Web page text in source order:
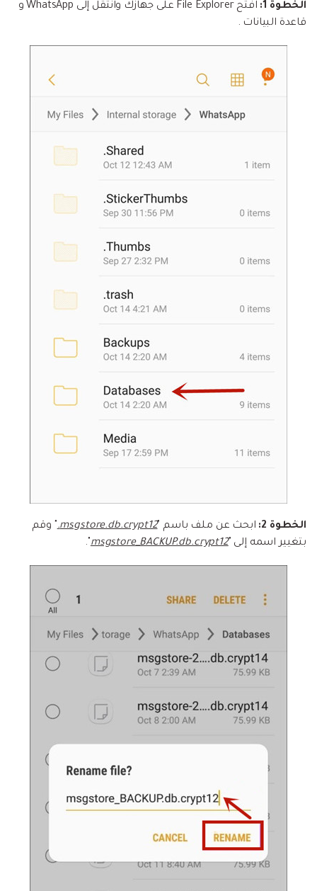
الخطوة 1:
افتح File Explorer على جهازك وانتقل إلى WhatsApp و
قاعدة البيانات .
الخطوة 2: ابحث عن ملف باسم "msgstore.db.crypt12. " وقم
بتغيير اسمه إلى "msgstore_BACKUP.db.crypt12
".